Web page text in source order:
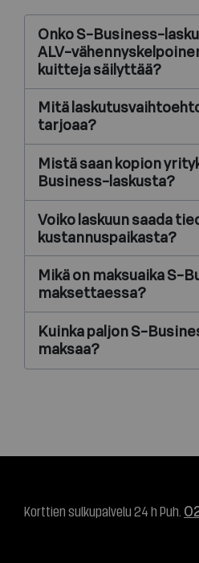
Onko S-Business-
ALV-
kuitteja säilyttää?
Mitä
tarjoaa?
Mistä saan kopion
Business-laskusta?
Voiko laskuun saada
kustannuspaikasta?
Mikä on maksuaika S-
maksettaessa?
Kuinka paljon S-
maksaa?
Korttien sulkupalvelu 24 h Puh.